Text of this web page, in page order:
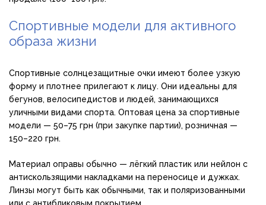
Спортивные модели для активного
образа жизни
Спортивные солнцезащитные очки имеют более узкую
форму и плотнее прилегают к лицу. Они идеальны для
бегунов, велосипедистов и людей, занимающихся
уличными видами спорта. Оптовая цена за спортивные
модели — 50–75 грн (при закупке партии), розничная —
150–220 грн.
Материал оправы обычно — лёгкий пластик или нейлон с
антискользящими накладками на переносице и дужках.
Линзы могут быть как обычными, так и поляризованными